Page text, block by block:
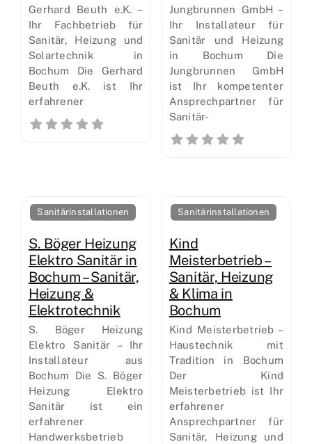
Gerhard Beuth e.K. –
Ihr Fachbetrieb für
Sanitär, Heizung und
Solartechnik in
Bochum Die Gerhard
Beuth e.K. ist Ihr
erfahrener
Jungbrunnen GmbH –
Ihr Installateur für
Sanitär und Heizung
in Bochum Die
Jungbrunnen GmbH
ist Ihr kompetenter
Ansprechpartner für
Sanitär-
Sanitärinstallationen
S. Böger Heizung
Elektro Sanitär in
Bochum – Sanitär,
Heizung &
Elektrotechnik
S. Böger Heizung
Elektro Sanitär – Ihr
Installateur aus
Bochum Die S. Böger
Heizung Elektro
Sanitär ist ein
erfahrener
Handwerksbetrieb
Sanitärinstallationen
Kind
Meisterbetrieb –
Sanitär, Heizung
& Klima in
Bochum
Kind Meisterbetrieb –
Haustechnik mit
Tradition in Bochum
Der Kind
Meisterbetrieb ist Ihr
erfahrener
Ansprechpartner für
Sanitär, Heizung und